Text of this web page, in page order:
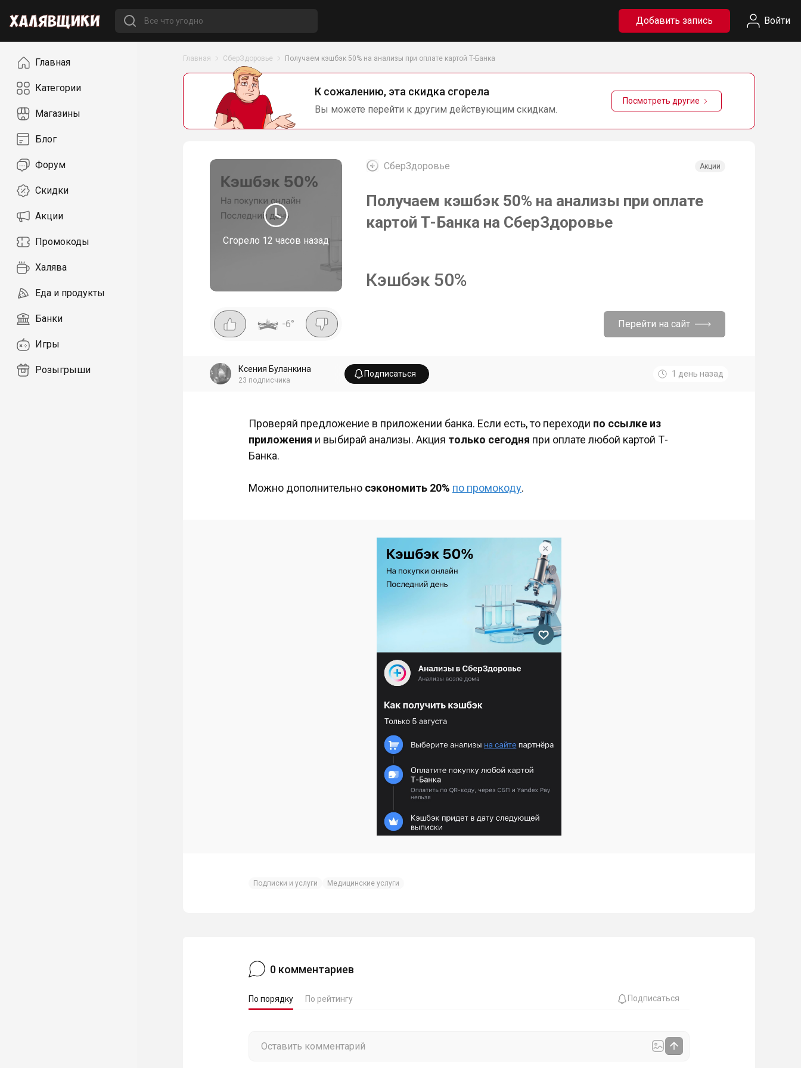
Добавить запись Войти
НавигацияГлавная
Категории
Магазины
Блог
Форум
Скидки
Акции
Промокоды
Халява
Еда и продукты
Банки
Игры
Розыгрыши
Главная СберЗдоровье Получаем кэшбэк 50% на анализы при оплате картой Т-Банка
К сожалению, эта скидка сгорела
Вы можете перейти к другим действующим скидкам.
Посмотреть другие
Сгорело 12 часов назад
СберЗдоровье Акции
Получаем кэшбэк 50% на анализы при оплате
картой Т-Банка на СберЗдоровье
Кэшбэк 50%
-6° Перейти на сайт
Ксения Буланкина
23 подписчика
Подписаться 1 день назад
Проверяй предложение в приложении банка. Если есть, то переходи по ссылке из
приложения и выбирай анализы. Акция только сегодня при оплате любой картой Т-
Банка.
Можно дополнительно сэкономить 20% по промокоду.
Подписки и услуги Медицинские услуги
0 комментариев
По порядку По рейтингу Подписаться